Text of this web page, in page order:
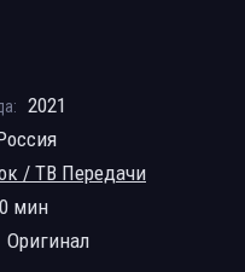
2021
/ ТВ Передачи
мин
Оригинал